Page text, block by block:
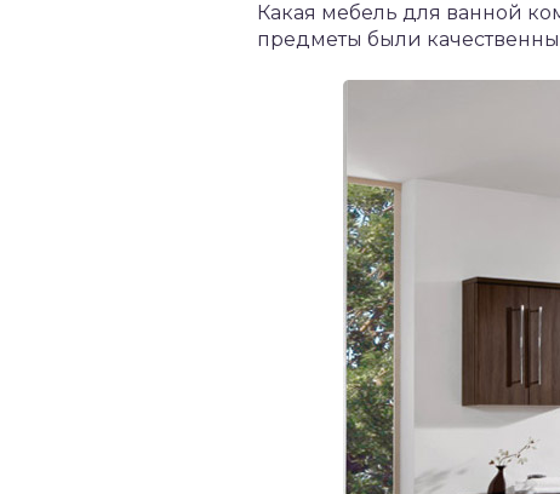
Какая мебель для ванной
предметы были